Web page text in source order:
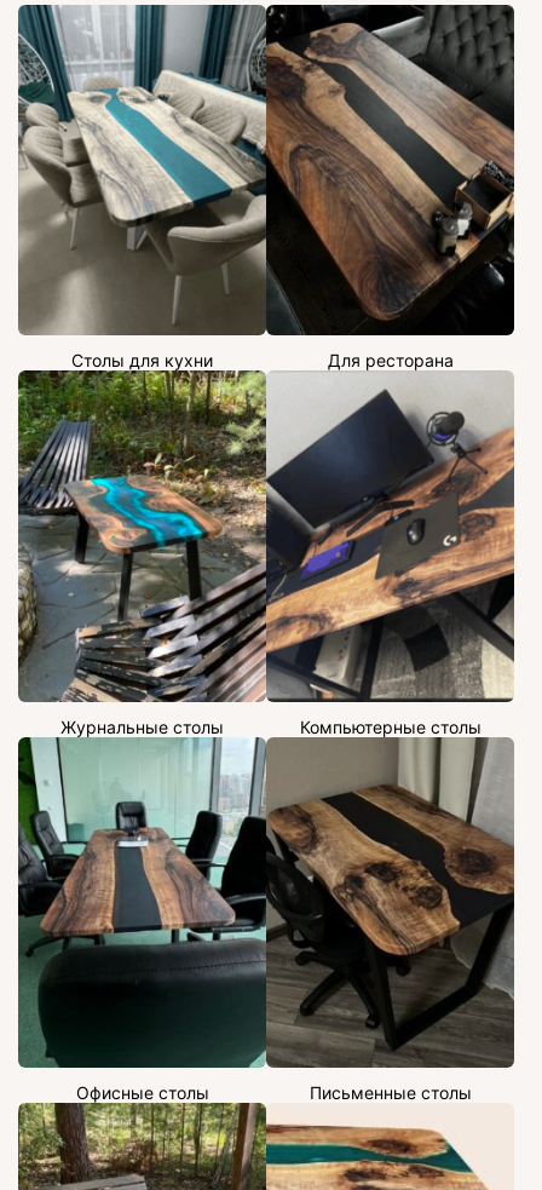
Столы для кухни Для ресторана
Журнальные столы Компьютерные столы
Офисные столы Письменные столы